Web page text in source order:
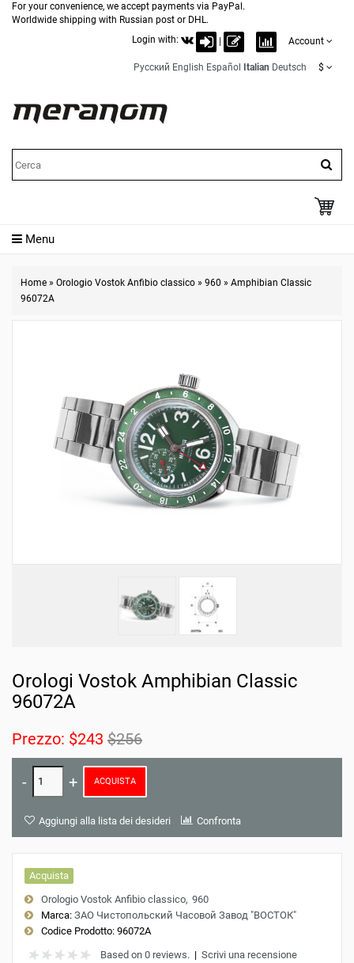
For your convenience, we accept payments via PayPal.
Worldwide shipping with Russian post or DHL.
Login with:
Account
Русский English Español Italian Deutsch $
Menu
Home » Orologio Vostok Anfibio classico » 960 » Amphibian Classic
96072A
Orologi Vostok Amphibian Classic
96072A
Prezzo: $243 $256
ACQUISTA
Aggiungi alla lista dei desideri Confronta
Acquista
Orologio Vostok Anfibio classico 960
Marca: ЗАО Чистопольский Часовой Завод "ВОСТОК"
Codice Prodotto: 96072A
Based on 0 reviews. | Scrivi una recensione